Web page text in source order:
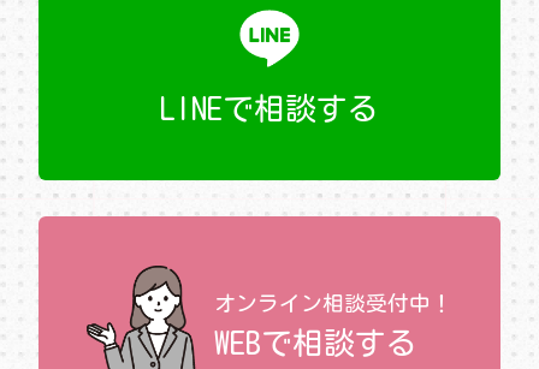
LINEで相談する
オンライン相談受付中！
WEBで相談する